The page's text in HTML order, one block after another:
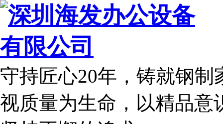
守持匠心20年 ，铸就钢
视质量为生命，以精品意